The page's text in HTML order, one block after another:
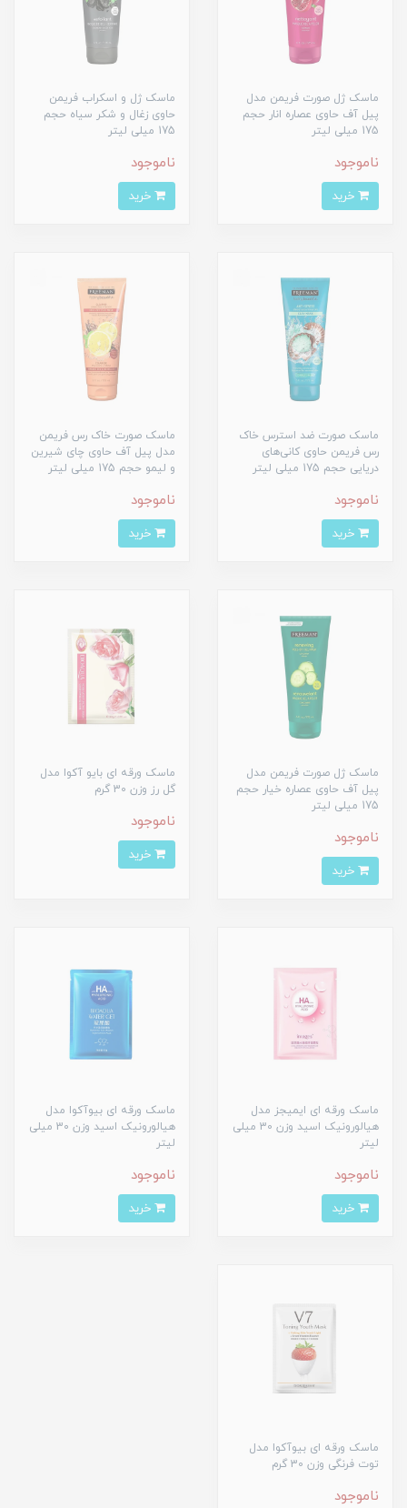
ماسک ژل صورت فریمن مدل
پیل آف حاوی عصاره انار حجم
175 میلی لیتر
ناموجود
ماسک ژل و اسکراب فریمن
حاوی زغال و شکر سیاه حجم
175 میلی لیتر
ناموجود
ماسک صورت ضد استرس خاک
رس فریمن حاوی کانی‌های
دریایی حجم 175 میلی لیتر
ناموجود
ماسک صورت خاک رس فریمن
مدل پیل آف حاوی چای شیرین
و لیمو حجم 175 میلی لیتر
ناموجود
ماسک ژل صورت فریمن مدل
پیل آف حاوی عصاره خیار حجم
175 میلی لیتر
ناموجود
ماسک ورقه ای بایو آکوا مدل
گل رز وزن 30 گرم
ناموجود
ماسک ورقه ای ایمیجز مدل
هیالورونیک اسید وزن 30 میلی
لیتر
ناموجود
ماسک ورقه ای بیوآکوا مدل
هیالورونیک اسید وزن 30 میلی
لیتر
ناموجود
ماسک ورقه ای بیوآکوا مدل
توت فرنگی وزن 30 گرم
ناموجود